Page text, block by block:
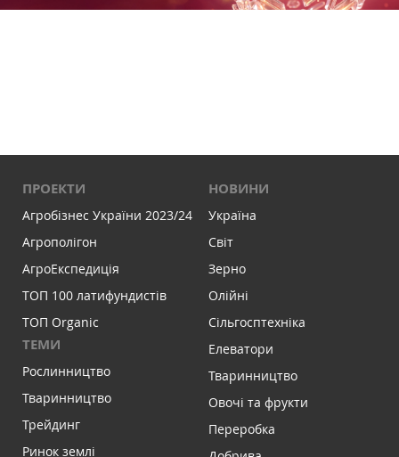
ПРОЕКТИ
Агробізнес України 2023/24
Агрополігон
АгроЕкспедиція
ТОП 100 латифундистів
ТОП Organic
ТЕМИ
Рослинництво
Тваринництво
Трейдинг
Ринок землі
НОВИНИ
Україна
Світ
Зерно
Олійні
Сільгосптехніка
Елеватори
Тваринництво
Овочі та фрукти
Переробка